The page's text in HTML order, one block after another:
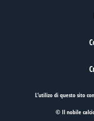
L’utilizo di questo sito
© Il nobile